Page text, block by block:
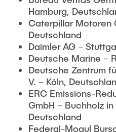
Hamburg,
Caterpillar Motoren
Deutschland
Daimler AG –
Deutsche Marine –
Deutsche Zentrum
V. – Köln,
ERC Emissions-
GmbH – Buchholz
Deutschland
Federal-Mogul